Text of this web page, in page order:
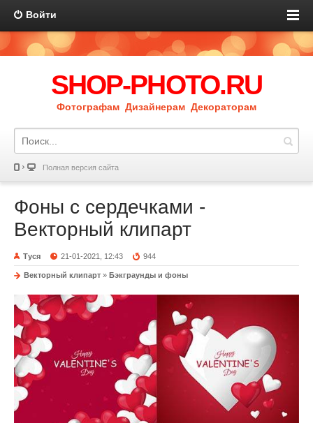
Войти
SHOP-PHOTO.RU
Фотографам Дизайнерам Декораторам
Полная версия сайта
Фоны с сердечками -
Векторный клипарт
Туся 21-01-2021, 12:43 944
Векторный клипарт » Бэкграунды и фоны